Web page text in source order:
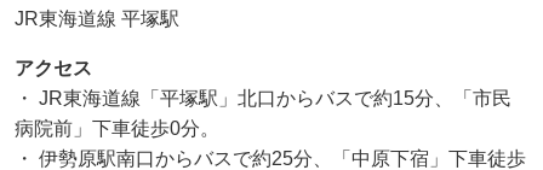
JR東海道線 平塚駅
アクセス
・ JR東海道線「平塚駅」北口からバスで約15分、「市民
病院前」下車徒歩0分。
・ 伊勢原駅南口からバスで約25分、「中原下宿」下車徒歩